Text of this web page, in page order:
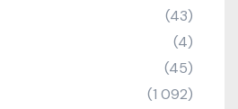
(43)
(4)
(45)
(1 092)